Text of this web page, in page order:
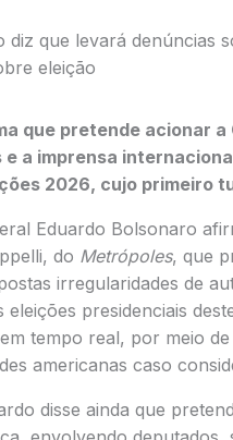
diz que levará denúncias
eleição
que pretende acionar
a imprensa
2026, cujo primeiro
Eduardo Bolsonaro
do Metrópoles, que
irregularidades de
eleições presidenciais
tempo real, por meio
americanas caso
disse ainda que